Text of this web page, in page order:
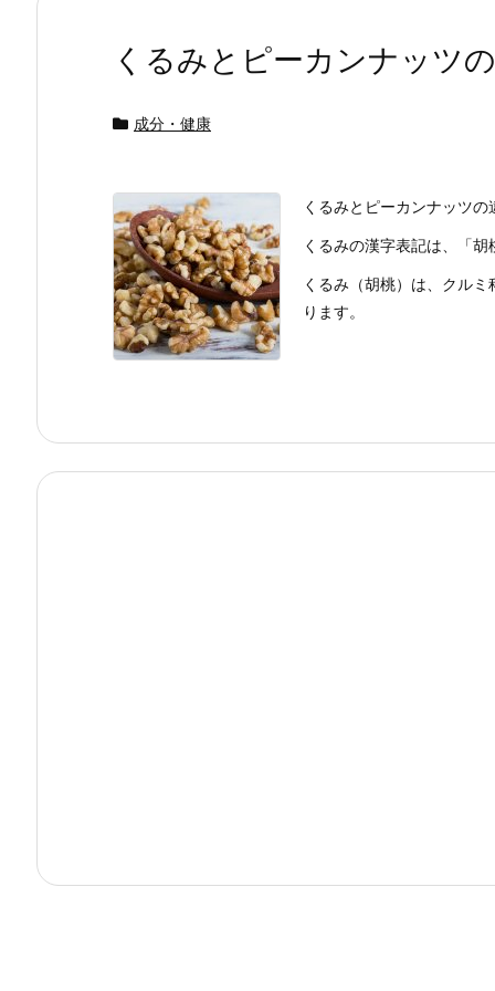
くるみとピーカンナッツ
成分・健康
くるみとピーカンナッツの
くるみの漢字表記は、「胡
くるみ（胡桃）は、クル
ります。